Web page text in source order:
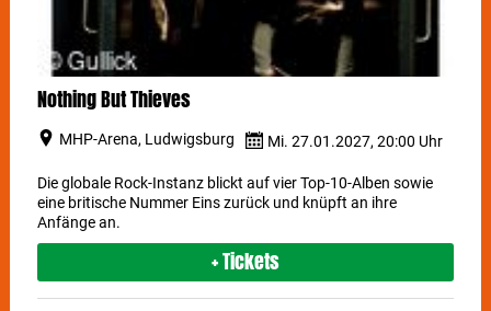
Nothing But Thieves
MHP-Arena, Ludwigsburg Mi. 27.01.2027, 20:00 Uhr
Die globale Rock-Instanz blickt auf vier Top-10-Alben sowie
eine britische Nummer Eins zurück und knüpft an ihre
Anfänge an.
+ Tickets